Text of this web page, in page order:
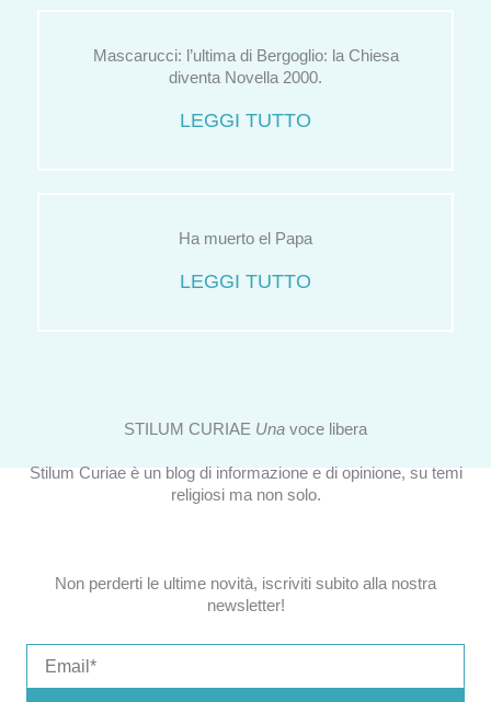
Mascarucci: l’ultima di Bergoglio: la Chiesa
diventa Novella 2000.
LEGGI TUTTO
Ha muerto el Papa
LEGGI TUTTO
STILUM CURIAE Una voce libera
Stilum Curiae è un blog di informazione e di opinione, su temi
religiosi ma non solo.
Non perderti le ultime novità, iscriviti subito alla nostra
newsletter!